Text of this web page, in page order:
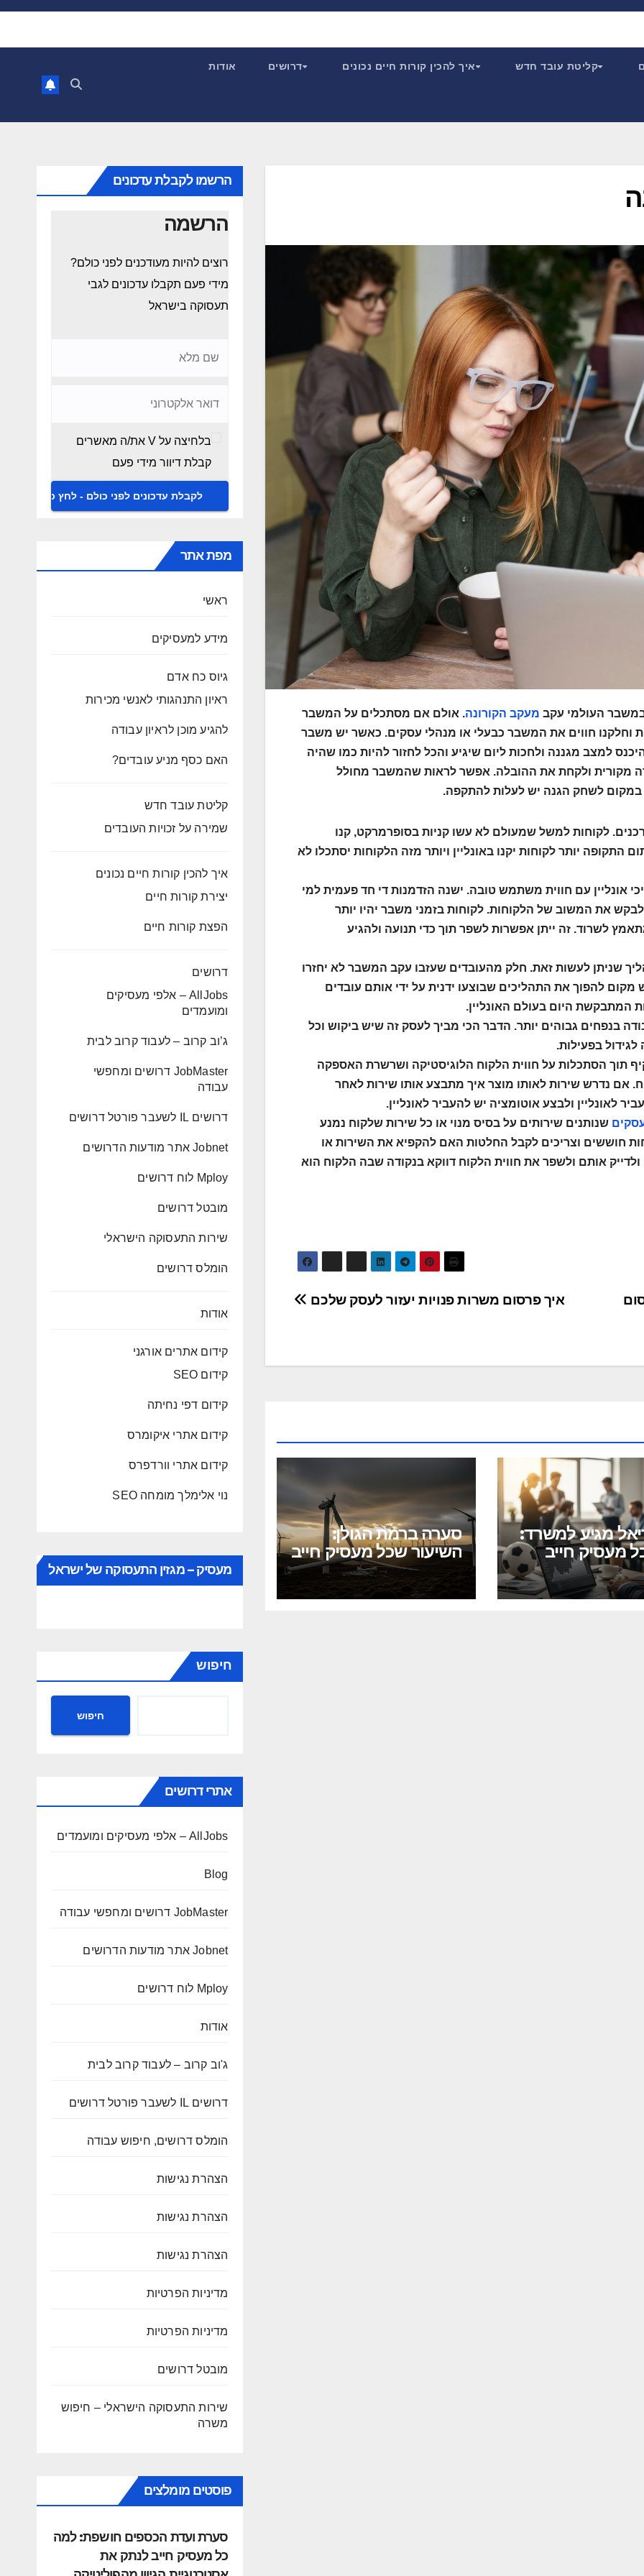
קליטת עובד חדש איך להכין קורות חיים נכונים דרושים אודות
העולמי עקב מעקב הקורונה. אולם אם מסתכלים על המשבר
וחלקנו חווים את המשבר כבעלי או מנהלי עסקים. כאשר יש משבר
למצב מגננה ולחכות ליום שיגיע והכל לחזור להיות כמו שהיה
מקורית ולקחת את ההובלה. אפשר לראות שהמשבר מחולל
במקום לשחק הגנה יש לעלות להתקפה.
לקוחות למשל שמעולם לא עשו קניות בסופרמרקט, קנו
יותר לקוחות יקנו באונליין ויותר מזה הלקוחות יסתכלו לא
אונליין עם חווית משתמש טובה. ישנה הזדמנות די חד פעמית למי
את המשוב של הלקוחות. לקוחות בזמני משבר יהיו יותר
לשרוד. זה ייתן אפשרות לשפר תוך כדי תנועה ולהגיע
שניתן לעשות זאת. חלק מהעובדים שעזבו עקב המשבר לא יחזרו
להפוך את התהליכים שבוצעו ידנית על ידי אותם עובדים
המתבקשת היום בעולם האונליין.
בנפחים גבוהים יותר. הדבר הכי מביך לעסק זה שיש ביקוש וכל
בפעילות.
תוך הסתכלות על חווית הלקוח הלוגיסטיקה ושרשרת האספקה
אם נדרש שירות לאותו מוצר איך מתבצע אותו שירות לאחר
לאונליין ולבצע אוטומציה יש להעביר לאונליין.
שנותנים שירותים על בסיס מנוי או כל שירות שלקוח נמנע
חוששים וצריכים לקבל החלטות האם להקפיא את השירות או
אותם ולשפר את חווית הלקוח דווקא בנקודה שבה הלקוח הוא
איך פרסום משרות פנויות יעזור לעסק שלכם
מגיע למשרד:
מעסיק חייב
לשיבושים
סערה ברמת הגולן:
השיעור שכל מעסיק חייב
ללמוד מקריסת פרויקט
הטורבינות
הרשמו לקבלת עדכונים
הרשמה
רוצים להיות מעודכנים לפני כולם?
מידי פעם תקבלו עדכונים לגבי
תעסוקה בישראל
בלחיצה על V את/ה מאשרים
קבלת דיוור מידי פעם
מפת אתר
ראשי
מידע למעסיקים
גיוס כח אדם
ראיון התנהגותי לאנשי מכירות
להגיע מוכן לראיון עבודה
האם כסף מניע עובדים?
קליטת עובד חדש
שמירה על זכויות העובדים
איך להכין קורות חיים נכונים
יצירת קורות חיים
הפצת קורות חיים
דרושים
AllJobs – אלפי מעסיקים
ומועמדים
ג’וב קרוב – לעבוד קרוב לבית
JobMaster דרושים ומחפשי
עבודה
דרושים IL לשעבר פורטל דרושים
Jobnet אתר מודעות הדרושים
Mploy לוח דרושים
מובטל דרושים
שירות התעסוקה הישראלי
הומלס דרושים
אודות
קידום אתרים אורגני
קידום SEO
קידום דפי נחיתה
קידום אתרי איקומרס
קידום אתרי וורדפרס
נוי אלימלך מומחה SEO
מעסיק – מגזין התעסוקה של ישראל
חיפוש
חיפוש
אתרי דרושים
AllJobs – אלפי מעסיקים ומועמדים
Blog
JobMaster דרושים ומחפשי עבודה
Jobnet אתר מודעות הדרושים
Mploy לוח דרושים
אודות
ג'וב קרוב – לעבוד קרוב לבית
דרושים IL לשעבר פורטל דרושים
הומלס דרושים, חיפוש עבודה
הצהרת נגישות
הצהרת נגישות
הצהרת נגישות
מדיניות הפרטיות
מדיניות הפרטיות
מובטל דרושים
שירות התעסוקה הישראלי – חיפוש
משרה
פוסטים מומלצים
סערת ועדת הכספים חושפת: למה
כל מעסיק חייב לנתק את